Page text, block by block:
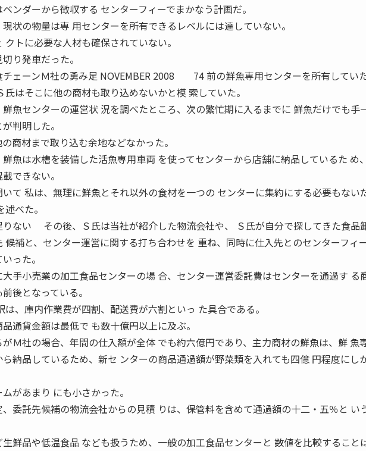
ンダーから徴収する センターフィーでまかなう計画だ。
現状の物量は専 用センターを所有できるレベルには達していない。
クトに必要な人材も確保されていない。
り発車だった。
チェーンＭ社の勇み足 NOVEMBER 2008 74 前の鮮魚専用センターを所有していた
氏はそこに他の商材も取り込めないかと模 索していた。
鮮魚センターの運営状 況を調べたところ、次の繁忙期に入るまでに 鮮魚だけでも手
判明した。
の商材まで取り込む余地などなかった。
魚は水槽を装備した活魚専用車両 を使ってセンターから店舗に納品しているた め
できない。
いて 私は、無理に鮮魚とそれ以外の食材を一つの センターに集約にする必要もない
述べた。
りない その後、Ｓ氏は当社が紹介した物流会社や、 Ｓ氏が自分で探してきた食品
候補と、センター運営に関する打ち合わせを 重ね、同時に仕入先とのセンターフィ
った。
手小売業の加工食品センターの場 合、センター運営委託費はセンターを通過す る
後となっている。
は、庫内作業費が四割、配送費が六割といっ た具合である。
通貨金額は最低で も数十億円以上に及ぶ。
Ｍ社の場合、年間の仕入額が全体 でも約六億円であり、主力商材の鮮魚は、鮮 魚
ら納品しているため、新セ ンターの商品通過額が野菜類を入れても四億 円程度にし
があまり にも小さかった。
委託先候補の物流会社からの見積 りは、保管料を含めて通過額の十二・五％と い
鮮品や低温食品 なども扱うため、一般の加工食品センターと 数値を比較すること